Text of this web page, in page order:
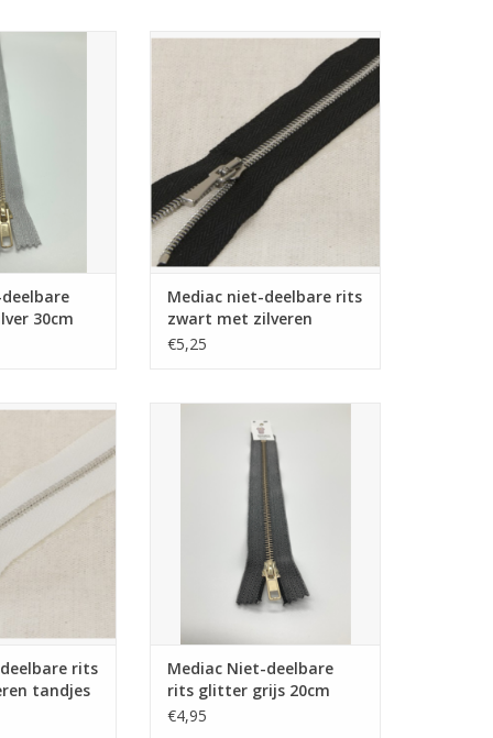
rits glitter
WINKELWAGEN
30cm
Mediac niet-deelbare rits zwart
met zilveren tandjes 30cm
TOEVOEGEN AAN WINKELWAGEN
Mediac niet-deelbare rits
zwart met zilveren
tandjes 30cm
€5,25
rits wit met
WINKELWAGEN
rits
tandjes
grijs 20cm
TOEVOEGEN AAN WINKELWAGEN
Mediac Niet-deelbare
rits glitter grijs 20cm
€4,95